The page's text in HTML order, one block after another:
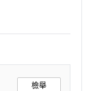
檢舉